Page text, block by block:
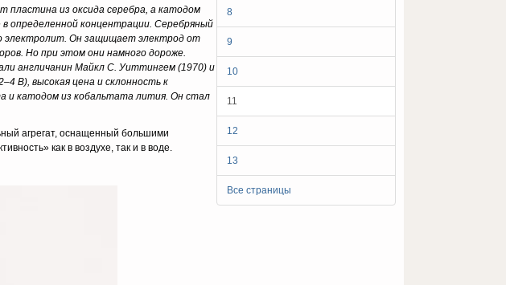
8
9
10
11
12
13
Все страницы
пластина из оксида серебра, а катодом
определенной концентрации. Серебряный
электролит. Он защищает электрод от
Но при этом они намного дороже.
англичанин Майкл С. Уиттингем (1970) и
В), высокая цена и склонность к
и катодом из кобальтата лития. Он стал
агрегат, оснащенный большими
как в воздухе, так и в воде.